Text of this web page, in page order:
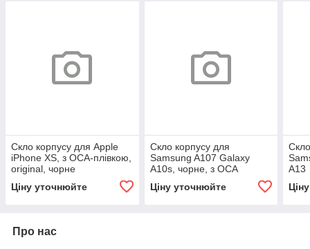
Скло корпусу для Apple
iPhone XS, з OCA-плівкою,
original, чорне
Ціну уточнюйте
Скло корпусу для
Samsung A107 Galaxy
A10s, чорне, з ОСА
Ціну уточнюйте
A13
з
Про нас